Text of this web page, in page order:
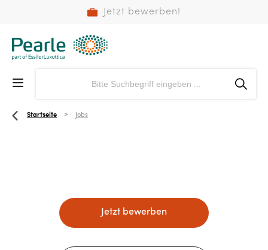
Jetzt bewerben!
Startseite Jobs
Jetzt bewerben